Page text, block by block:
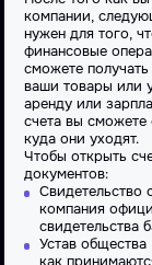
компании,
нужен для того,
финансовые
сможете получать
ваши товары или
аренду или
счета вы сможете
куда они уходят.
Чтобы открыть
документов:
Свидетельство
компания
свидетельства
Устав